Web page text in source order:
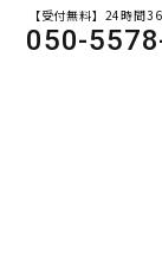
【受付無料】24時間
050-